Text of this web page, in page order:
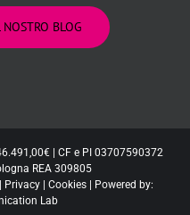
BLOG
| CF e PI 03707590372
REA 309805
Privacy | Cookies | Powered by:
Lab